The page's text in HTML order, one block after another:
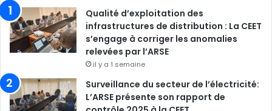
Qualité d’exploitation des
infrastructures de distribution : La CEET
s’engage à corriger les anomalies
relevées par l’ARSE
il y a 1 semaine
Surveillance du secteur de l’électricité:
L’ARSE présente son rapport de